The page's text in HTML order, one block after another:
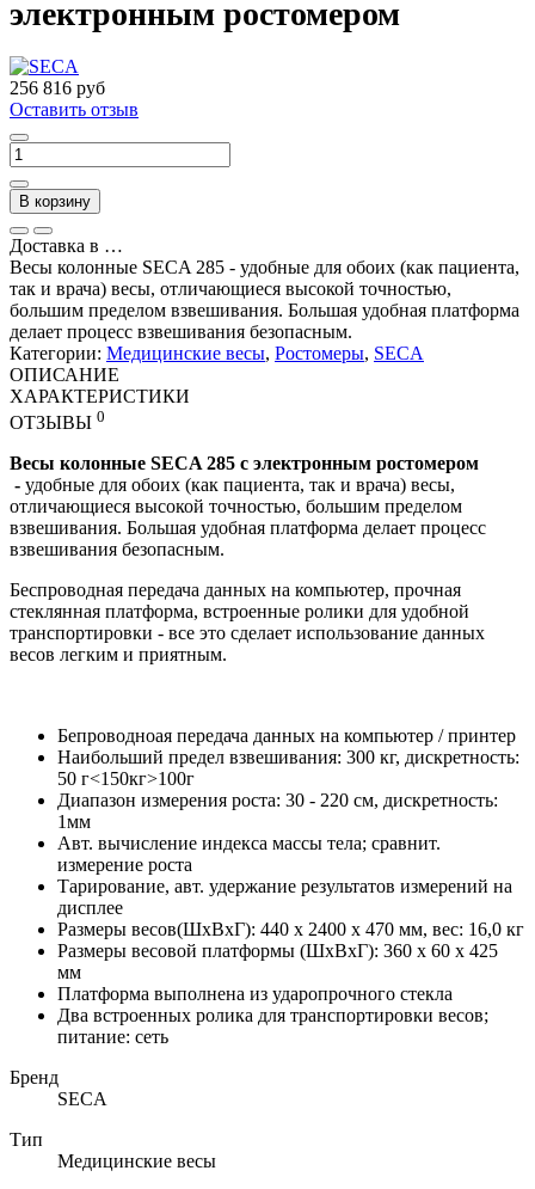
электронным ростомером
256 816 руб
Оставить отзыв
В корзину
Доставка в …
Весы колонные SECA 285 - удобные для обоих (как пациента,
так и врача) весы, отличающиеся высокой точностью,
большим пределом взвешивания. Большая удобная платформа
делает процесс взвешивания безопасным.
Категории: Медицинские весы, Ростомеры, SECA
ОПИСАНИЕ
ХАРАКТЕРИСТИКИ
ОТЗЫВЫ 0
Весы колонные SECA 285 с электронным ростомером
- удобные для обоих (как пациента, так и врача) весы,
отличающиеся высокой точностью, большим пределом
взвешивания. Большая удобная платформа делает процесс
взвешивания безопасным.
Беспроводная передача данных на компьютер, прочная
стеклянная платформа, встроенные ролики для удобной
транспортировки - все это сделает использование данных
весов легким и приятным.
Бепроводноая передача данных на компьютер / принтер
Наибольший предел взвешивания: 300 кг, дискретность:
50 г<150кг>100г
Диапазон измерения роста: 30 - 220 см, дискретность:
1мм
Авт. вычисление индекса массы тела; сравнит.
измерение роста
Тарирование, авт. удержание результатов измерений на
дисплее
Размеры весов(ШхВхГ): 440 х 2400 х 470 мм, вес: 16,0 кг
Размеры весовой платформы (ШхВхГ): 360 х 60 х 425
мм
Платформа выполнена из ударопрочного стекла
Два встроенных ролика для транспортировки весов;
питание: сеть
Бренд
SECA
Тип
Медицинские весы